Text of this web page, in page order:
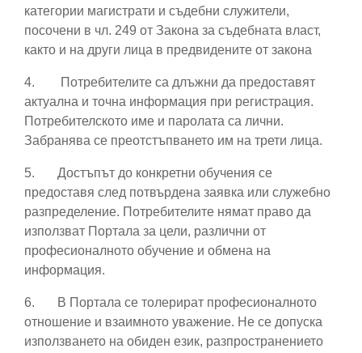
категории магистрати и съдебни служители,
посочени в чл. 249 от Закона за съдебната власт,
както и на други лица в предвидените от закона
4.
Потребителите са длъжни да предоставят
актуална и точна информация при регистрация.
Потребителското име и паролата са лични.
Забранява се преотстъпването им на трети лица.
5. Достъпът до конкретни обучения се
предоставя след потвърдена заявка или служебно
разпределение. Потребителите нямат право да
използват Портала за цели, различни от
професионалното обучение и обмена на
информация.
6.
В Портала се толерират професионалното
отношение и взаимното уважение. Не се допуска
използването на обиден език, разпространението